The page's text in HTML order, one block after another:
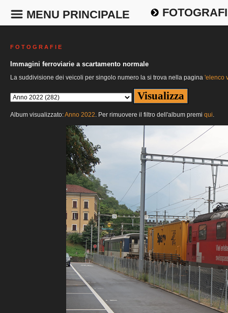
MENU PRINCIPALE
F O T O G R A F I E
Immagini ferroviarie a scartamento normale
La suddivisione dei veicoli per singolo numero la si trova nella pagina 'elenco
Album visualizzato:Anno 2022. Per rimuovere il filtro dell'album premi qui.